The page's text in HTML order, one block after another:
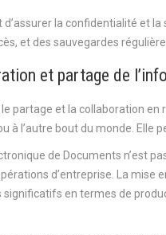
d’assurer la confidentialité et
et des sauvegardes
et partage de
le partage et la collaboration
à l’autre bout du monde.
de Documents n’est
d’entreprise. La mise
significatifs en termes de